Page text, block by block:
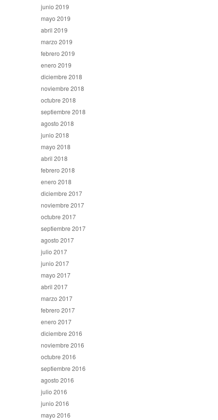
junio 2019
mayo 2019
abril 2019
marzo 2019
febrero 2019
enero 2019
diciembre 2018
noviembre 2018
octubre 2018
septiembre 2018
agosto 2018
junio 2018
mayo 2018
abril 2018
febrero 2018
enero 2018
diciembre 2017
noviembre 2017
octubre 2017
septiembre 2017
agosto 2017
julio 2017
junio 2017
mayo 2017
abril 2017
marzo 2017
febrero 2017
enero 2017
diciembre 2016
noviembre 2016
octubre 2016
septiembre 2016
agosto 2016
julio 2016
junio 2016
mayo 2016